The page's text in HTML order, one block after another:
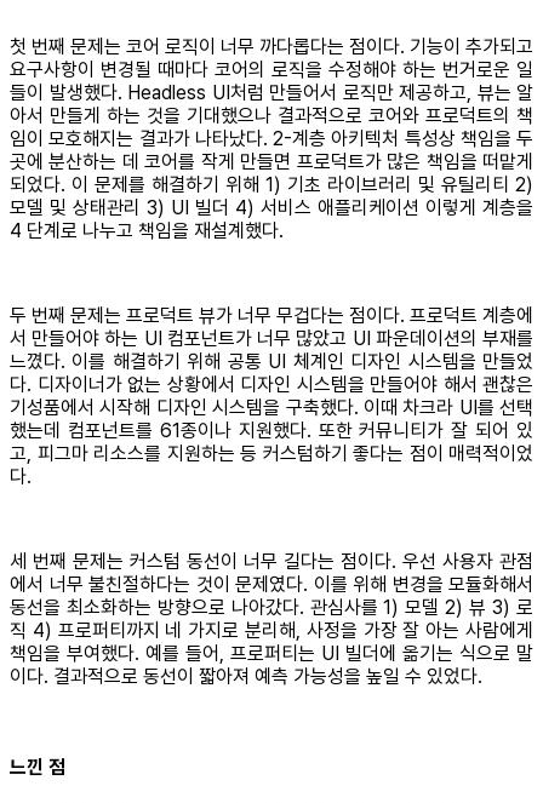
첫 번째 문제는 코어 로직이 너무 까다롭다는 점이다. 기능이 추가되고
요구사항이 변경될 때마다 코어의 로직을 수정해야 하는 번거로운 일
들이 발생했다. Headless UI처럼 만들어서 로직만 제공하고, 뷰는 알
아서 만들게 하는 것을 기대했으나 결과적으로 코어와 프로덕트의 책
임이 모호해지는 결과가 나타났다. 2-계층 아키텍처 특성상 책임을 두
곳에 분산하는 데 코어를 작게 만들면 프로덕트가 많은 책임을 떠맡게
되었다. 이 문제를 해결하기 위해 1) 기초 라이브러리 및 유틸리티 2)
모델 및 상태관리 3) UI 빌더 4) 서비스 애플리케이션 이렇게 계층을
4 단계로 나누고 책임을 재설계했다.
두 번째 문제는 프로덕트 뷰가 너무 무겁다는 점이다. 프로덕트 계층에
서 만들어야 하는 UI 컴포넌트가 너무 많았고 UI 파운데이션의 부재를
느꼈다. 이를 해결하기 위해 공통 UI 체계인 디자인 시스템을 만들었
다. 디자이너가 없는 상황에서 디자인 시스템을 만들어야 해서 괜찮은
기성품에서 시작해 디자인 시스템을 구축했다. 이때 차크라 UI를 선택
했는데 컴포넌트를 61종이나 지원했다. 또한 커뮤니티가 잘 되어 있
고, 피그마 리소스를 지원하는 등 커스텀하기 좋다는 점이 매력적이었
다.
세 번째 문제는 커스텀 동선이 너무 길다는 점이다. 우선 사용자 관점
에서 너무 불친절하다는 것이 문제였다. 이를 위해 변경을 모듈화해서
동선을 최소화하는 방향으로 나아갔다. 관심사를 1) 모델 2) 뷰 3) 로
직 4) 프로퍼티까지 네 가지로 분리해, 사정을 가장 잘 아는 사람에게
책임을 부여했다. 예를 들어, 프로퍼티는 UI 빌더에 옮기는 식으로 말
이다. 결과적으로 동선이 짧아져 예측 가능성을 높일 수 있었다.
느낀 점